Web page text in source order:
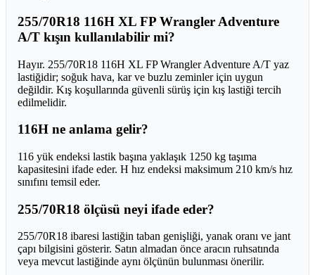
255/70R18 116H XL FP Wrangler Adventure
A/T kışın kullanılabilir mi?
Hayır. 255/70R18 116H XL FP Wrangler Adventure A/T yaz
lastiğidir; soğuk hava, kar ve buzlu zeminler için uygun
değildir. Kış koşullarında güvenli sürüş için kış lastiği tercih
edilmelidir.
116H ne anlama gelir?
116 yük endeksi lastik başına yaklaşık 1250 kg taşıma
kapasitesini ifade eder. H hız endeksi maksimum 210 km/s hız
sınıfını temsil eder.
255/70R18 ölçüsü neyi ifade eder?
255/70R18 ibaresi lastiğin taban genişliği, yanak oranı ve jant
çapı bilgisini gösterir. Satın almadan önce aracın ruhsatında
veya mevcut lastiğinde aynı ölçünün bulunması önerilir.